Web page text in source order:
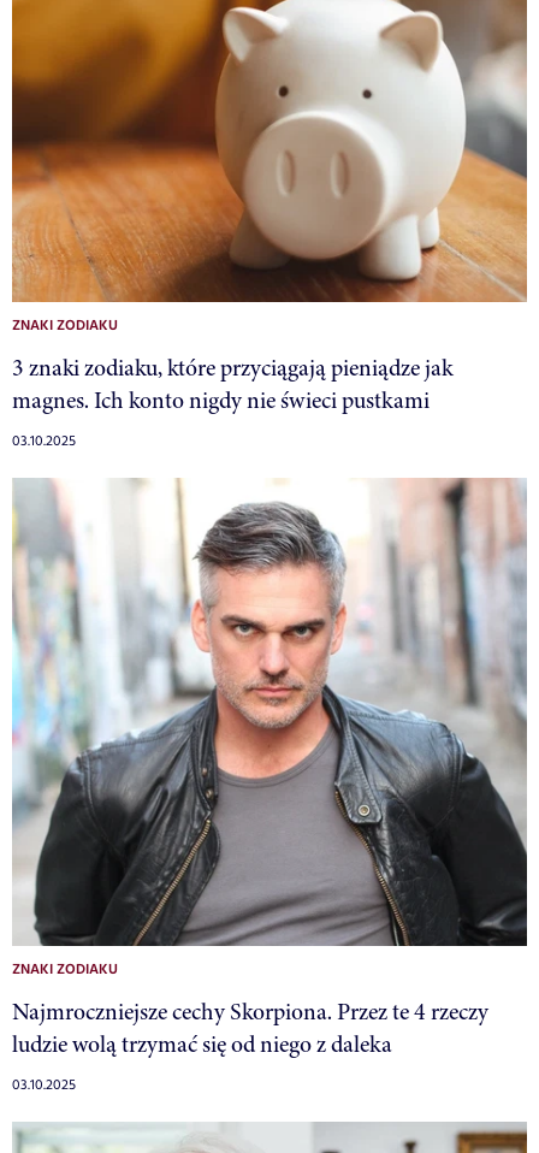
ZNAKI ZODIAKU
3 znaki zodiaku, które przyciągają pieniądze jak
magnes. Ich konto nigdy nie świeci pustkami
03.10.2025
ZNAKI ZODIAKU
Najmroczniejsze cechy Skorpiona. Przez te 4 rzeczy
ludzie wolą trzymać się od niego z daleka
03.10.2025